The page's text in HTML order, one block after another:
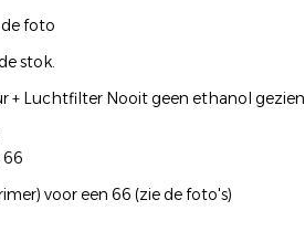
foto
stok.
+ Luchtfilter Nooit geen ethanol gezien
66
voor een 66 (zie de foto's)